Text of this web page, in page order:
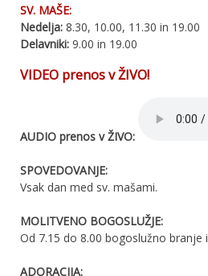
SV. MAŠE:
Nedelja: 8.30, 10.00, 11.30 in 19.00
Delavniki: 9.00 in 19.00
VIDEO prenos v ŽIVO!
AUDIO prenos v ŽIVO:
SPOVEDOVANJE:
Vsak dan med sv. mašami.
MOLITVENO BOGOSLUŽJE:
Od 7.15 do 8.00 bogoslužno branje
ADORACIJA: